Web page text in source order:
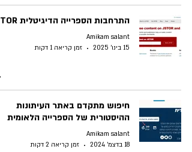
התרחבות הספרייה הדיגיטלית JSTOR
Amikam salant
15 בינו׳ 2025
זמן קריאה 1 דקות
חיפוש מתקדם באתר העיתונות
ההיסטורית של הספרייה הלאומית
Amikam salant
18 בדצמ׳ 2024
זמן קריאה 2 דקות